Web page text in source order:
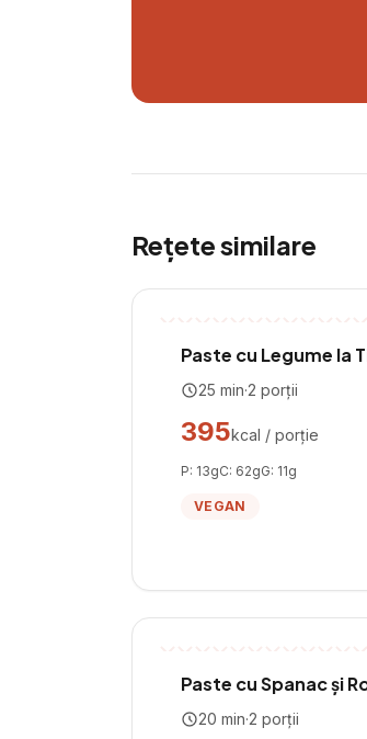
Rețete similare
Paste cu Legume la
25 min·2 porții
395kcal / porție
P: 13gC: 62gG: 11g
VEGAN
Paste cu Spanac și
20 min·2 porții